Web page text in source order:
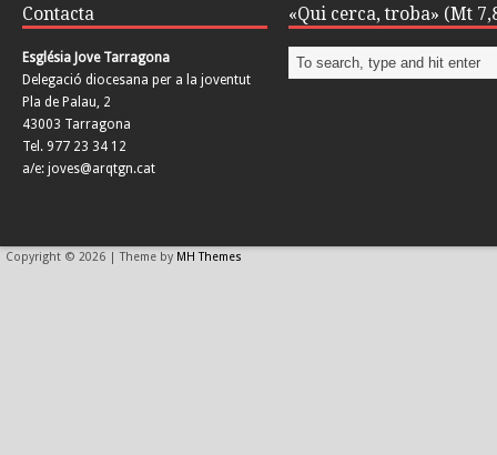
Contacta
Església Jove Tarragona
Delegació diocesana per a la joventut
Pla de Palau, 2
43003 Tarragona
Tel. 977 23 34 12
a/e: joves@arqtgn.cat
«Qui cerca, troba» (Mt
Copyright © 2026 | Theme by MH Themes